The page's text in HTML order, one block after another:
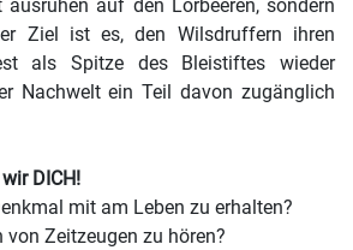
auf den Lorbeeren, sondern
Ziel ist es, den Wilsdruffern ihren
als Spitze des Bleistiftes wieder
Nachwelt ein Teil davon zugänglich
DICH!
mit am Leben zu erhalten?
von Zeitzeugen zu hören?